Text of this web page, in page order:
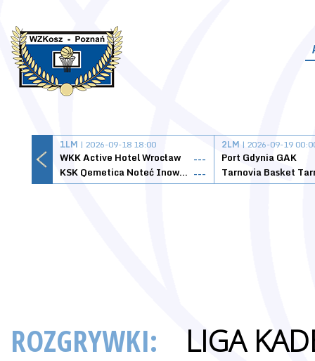
1LM | 2026-09-18 18:00
WKK Active Hotel Wrocław
---
KSK Qemetica Noteć Inowrocław ---
2LM | 2026-09-19
Port Gdynia GAK
ROZGRYWKI: LIGA